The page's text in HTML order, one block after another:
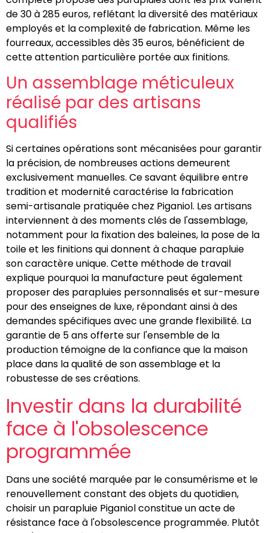
de 30 à 285 euros, reflétant la diversité des matériaux
employés et la complexité de fabrication. Même les
fourreaux, accessibles dès 35 euros, bénéficient de
cette attention particulière portée aux finitions.
Un assemblage méticuleux
réalisé par des artisans
qualifiés
Si certaines opérations sont mécanisées pour garantir
la précision, de nombreuses actions demeurent
exclusivement manuelles. Ce savant équilibre entre
tradition et modernité caractérise la fabrication
semi-artisanale pratiquée chez Piganiol. Les artisans
interviennent à des moments clés de l'assemblage,
notamment pour la fixation des baleines, la pose de la
toile et les finitions qui donnent à chaque parapluie
son caractère unique. Cette méthode de travail
explique pourquoi la manufacture peut également
proposer des parapluies personnalisés et sur-mesure
pour des enseignes de luxe, répondant ainsi à des
demandes spécifiques avec une grande flexibilité. La
garantie de 5 ans offerte sur l'ensemble de la
production témoigne de la confiance que la maison
place dans la qualité de son assemblage et la
robustesse de ses créations.
Investir dans la durabilité
face à l'obsolescence
programmée
Dans une société marquée par le consumérisme et le
renouvellement constant des objets du quotidien,
choisir un parapluie Piganiol constitue un acte de
résistance face à l'obsolescence programmée. Plutôt